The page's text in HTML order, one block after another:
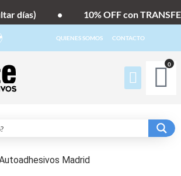
días) 10% OFF con
QUIENES SOMOS CONTACTO
0
Madrid